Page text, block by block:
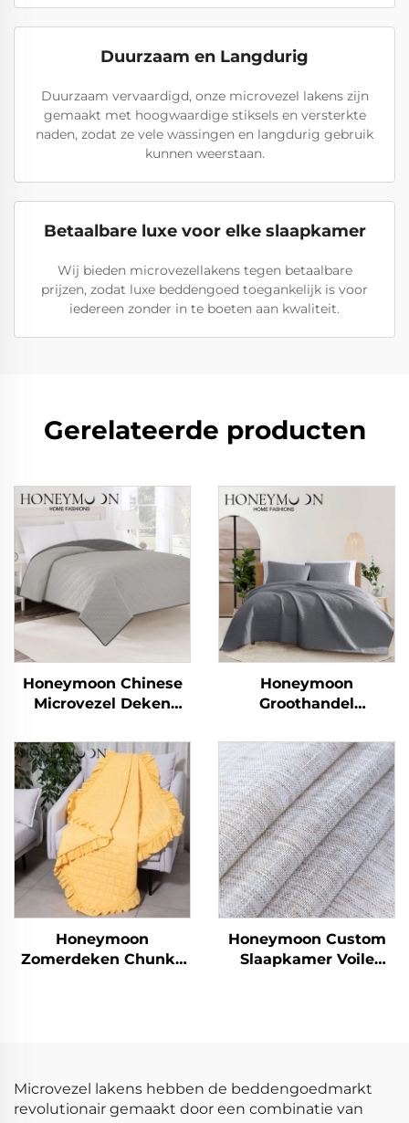
Duurzaam en Langdurig
Duurzaam vervaardigd, onze microvezel lakens zijn
gemaakt met hoogwaardige stiksels en versterkte
naden, zodat ze vele wassingen en langdurig gebruik
kunnen weerstaan.
Betaalbare luxe voor elke slaapkamer
Wij bieden microvezellakens tegen betaalbare
prijzen, zodat luxe beddengoed toegankelijk is voor
iedereen zonder in te boeten aan kwaliteit.
Gerelateerde producten
Honeymoon Chinese
Microvezel Deken
Dekbedovertrekken
Honeymoon
Groothandel
Katoen Microvezel
Deken Laken &
Dekbedovertrekken
Honeymoon
Zomerdeken Chunky
Honeymoon Custom
Slaapkamer Voile
Thuis
Microvezel lakens hebben de beddengoedmarkt
revolutionair gemaakt door een combinatie van